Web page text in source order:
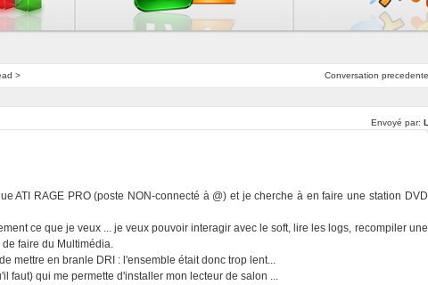
Conversation precedente
>
Envoyé par:
ATI RAGE PRO (poste NON-connecté à @) et je cherche à en faire une station DVD
ce que je veux ... je veux pouvoir interagir avec le soft, lire les logs, recompiler une
faire du Multimédia.
mettre en branle DRI : l'ensemble était donc trop lent...
faut) qui me permette d'installer mon lecteur de salon ...